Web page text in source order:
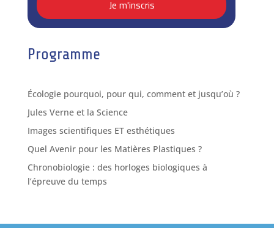
Programme
Écologie pourquoi, pour qui, comment et jusqu’où ?
Jules Verne et la Science
Images scientifiques ET esthétiques
Quel Avenir pour les Matières Plastiques ?
Chronobiologie : des horloges biologiques à
l’épreuve du temps